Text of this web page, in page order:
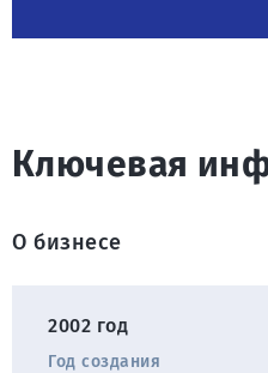
Ключевая
О бизнесе
2002 год
Год создания